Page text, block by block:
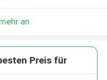
an
Preis für